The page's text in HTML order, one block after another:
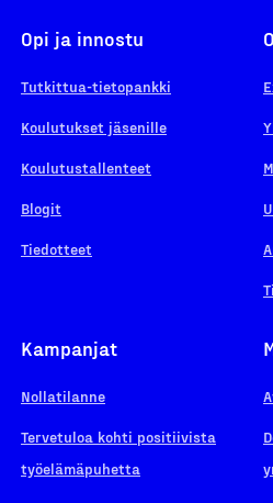
Opi ja innostu
Tutkittua-tietopankki
Koulutukset jäsenille
Koulutustallenteet
Blogit
Tiedotteet
Kampanjat
Nollatilanne
Tervetuloa kohti positiivista
työelämäpuhetta